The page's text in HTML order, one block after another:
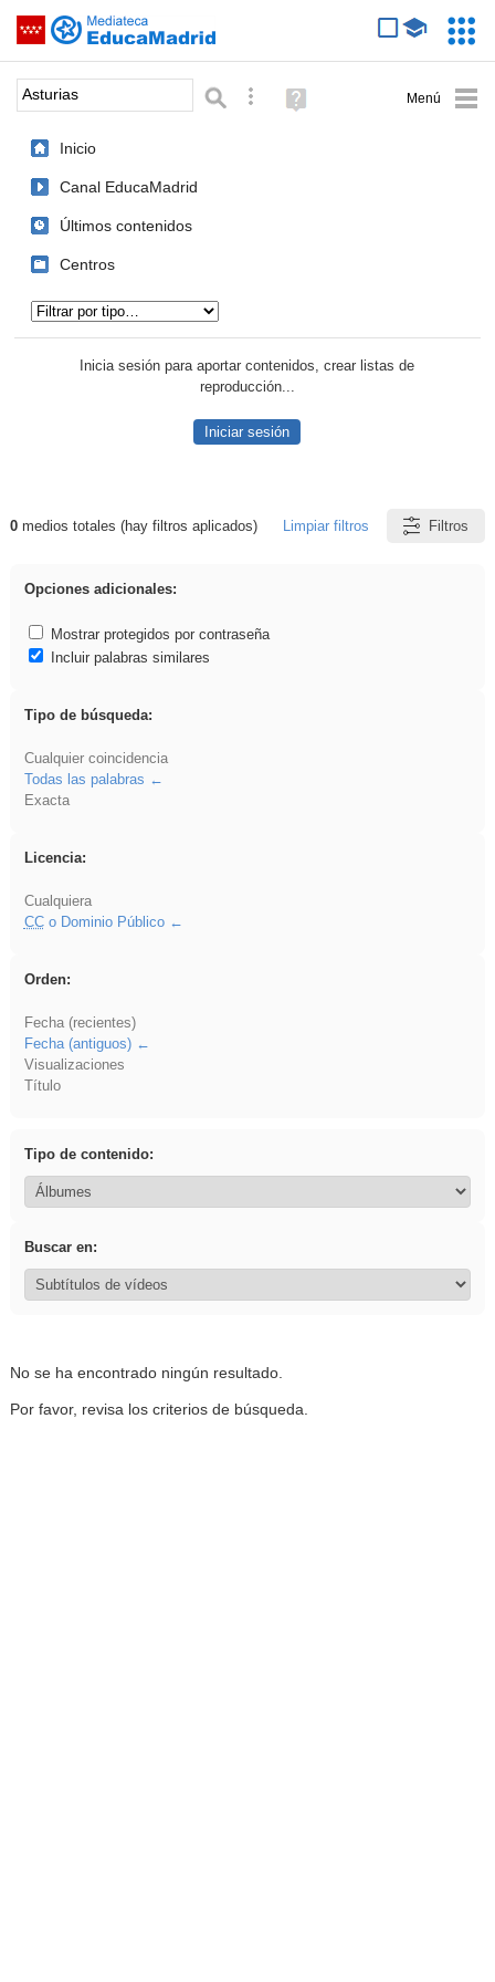
Saltar navegación
Palabra o frase: Búsqueda avanzada
Ayuda
(en
Inicio
Canal EducaMadrid
Últimos contenidos
Centros
Inicia sesión para aportar contenidos, crear listas de
reproducción...
Iniciar sesión
Resultados de: Asturias
0medios totales (hay filtros aplicados) Limpiar filtros Filtros
Opciones adicionales:
Mostrar protegidos por contraseña
Incluir palabras similares
Tipo de búsqueda:
Cualquier coincidencia
Todas las palabras
Exacta
Licencia:
Cualquiera
CCo Dominio Público
Orden:
Fecha (recientes)
Fecha (antiguos)
Visualizaciones
Título
Tipo de contenido:
Buscar en:
No se ha encontrado ningún resultado.
Por favor, revisa los criterios de búsqueda.